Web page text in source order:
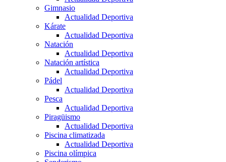
Gimnasio
Actualidad Deportiva
Kárate
Actualidad Deportiva
Natación
Actualidad Deportiva
Natación artística
Actualidad Deportiva
Pádel
Actualidad Deportiva
Pesca
Actualidad Deportiva
Piragüismo
Actualidad Deportiva
Piscina climatizada
Actualidad Deportiva
Piscina olímpica